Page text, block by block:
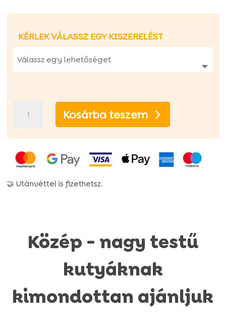
KÉRLEK VÁLASSZ EGY KISZERELÉST
Hipoallergén
marhás
száraz
mennyiség
Kosárba teszem
🤝 Utánvéttel is fizethetsz.
Közép - nagy testű
kutyáknak
kimondottan ajánljuk